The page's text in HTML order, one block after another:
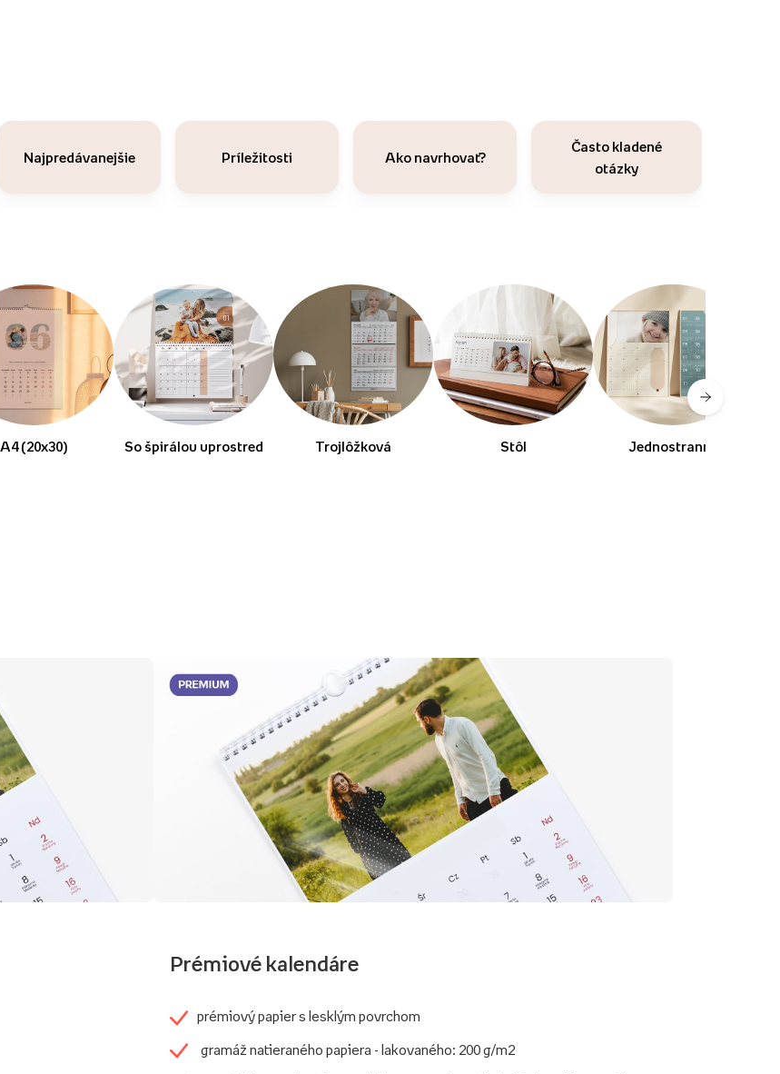
Najpredávanejšie Príležitosti Ako navrhovať?
Často kladené
otázky
A4 (20x30) So špirálou uprostred Trojlôžková Stôl Jednostranné
Prémiové kalendáre
prémiový papier s lesklým povrchom
gramáž natieraného papiera - lakovaného: 200 g/m2